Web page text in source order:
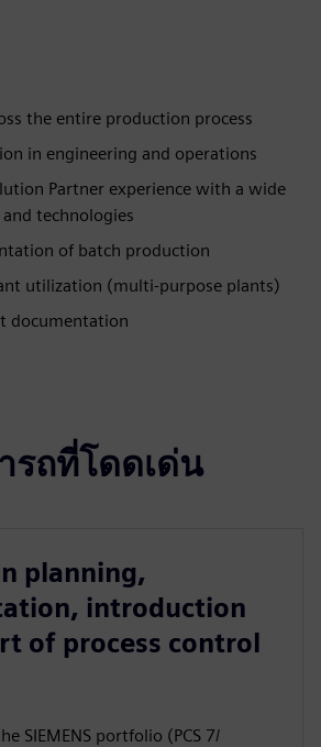
the entire production process
in engineering and operations
Partner experience with a wide
technologies
of batch production
utilization (multi-purpose plants)
documentation
รถที่โดดเด่น
planning,
introduction
of process control
SIEMENS portfolio (PCS 7/